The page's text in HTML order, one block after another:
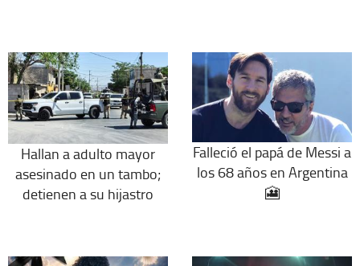
Hallan a adulto mayor
asesinado en un tambo;
detienen a su hijastro
Falleció el papá de Messi a
los 68 años en Argentina
🎦